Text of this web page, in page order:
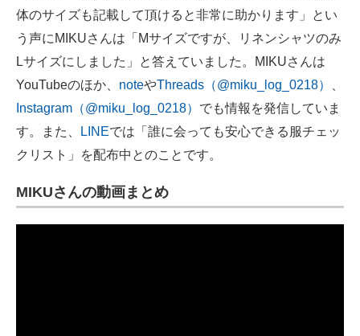
体のサイズも記載して頂けると非常に助かります」とい
う声にMIKUさんは「Mサイズですが、リネンシャツのみ
Lサイズにしました」と答えていました。MIKUさんは
YouTubeのほか、 noteやThreads（@miku_log_0218）
Instagram（@miku_log_0218） でも情報を発信していま
す。また、
LINEでは「誰に会っても安心できる服チェッ
クリスト」を配布中とのことです。
MIKUさんの動画まとめ